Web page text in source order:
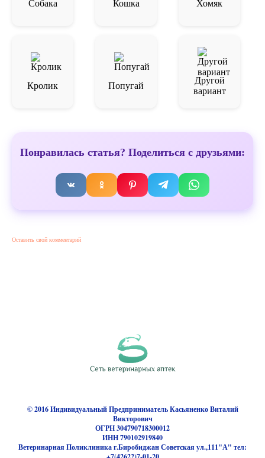
Собака Кошка Хомяк
Кролик Попугай
Другой
вариант
Понравилась статья? Поделиться с друзьями:
Оставить свой комментарий
© 2016 Индивидуальный Предприниматель Касьяненко Виталий
Викторович
ОГРН 304790718300012
ИНН 790102919840
Ветеринарная Поликлиника г.Биробиджан Советская ул.,111"А" тел: